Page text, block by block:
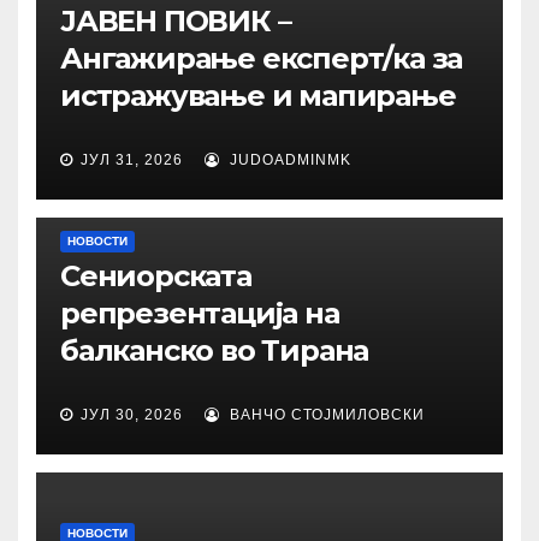
ЈАВЕН ПОВИК –
Ангажирање експерт/ка за
истражување и мапирање
ЈУЛ 31, 2026 JUDOADMINMK
НОВОСТИ
Сениорската
репрезентација на
балканско во Тирана
ЈУЛ 30, 2026 ВАНЧО СТОЈМИЛОВСКИ
НОВОСТИ